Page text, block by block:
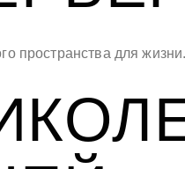
пространства для